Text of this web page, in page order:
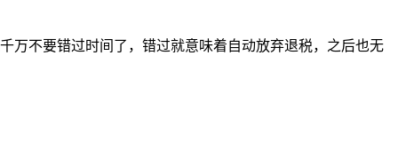
万不要错过时间了，错过就意味着自动放弃退税，之后也无